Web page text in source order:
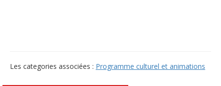
Les categories associées : Programme culturel et animations